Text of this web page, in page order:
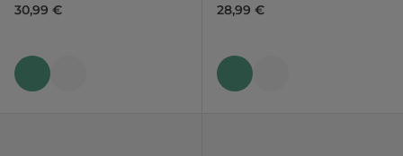
30,99 € 28,99 €